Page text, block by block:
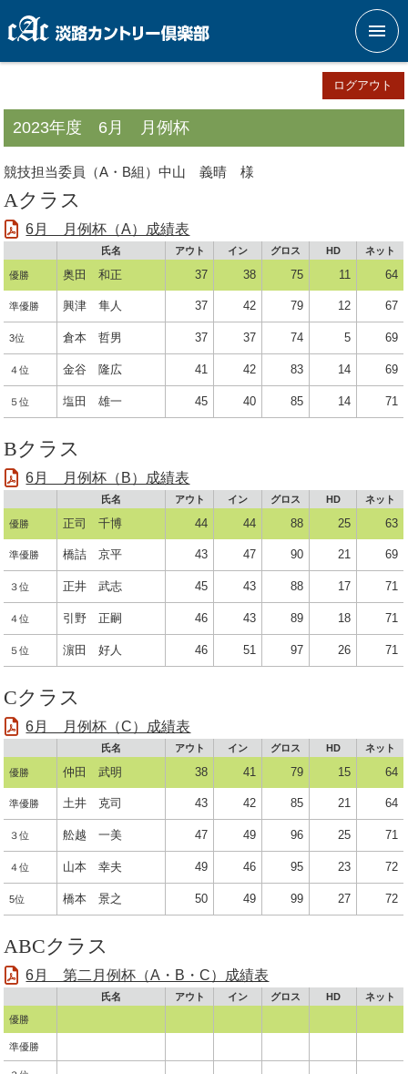
メニ
ログアウト
2023年度 6月 月例杯
競技担当委員（A・B組）中山 義晴 様
Aクラス
6月 月例杯（A）成績表
氏名 アウト イン グロス HD ネット
優勝 奥田 和正 37 38 75 11 64
準優勝 興津 隼人 37 42 79 12 67
3位 倉本 哲男 37 37 74 5 69
４位 金谷 隆広 41 42 83 14 69
５位 塩田 雄一 45 40 85 14 71
Bクラス
6月 月例杯（B）成績表
氏名 アウト イン グロス HD ネット
優勝 正司 千博 44 44 88 25 63
準優勝 橋詰 京平 43 47 90 21 69
３位 正井 武志 45 43 88 17 71
４位 引野 正嗣 46 43 89 18 71
５位 濵田 好人 46 51 97 26 71
Cクラス
6月 月例杯（C）成績表
氏名 アウト イン グロス HD ネット
優勝 仲田 武明 38 41 79 15 64
準優勝 土井 克司 43 42 85 21 64
３位 舩越 一美 47 49 96 25 71
４位 山本 幸夫 49 46 95 23 72
5位 橋本 景之 50 49 99 27 72
ABCクラス
6月 第二月例杯（A・B・C）成績表
氏名 アウト イン グロス HD ネット
優勝
準優勝